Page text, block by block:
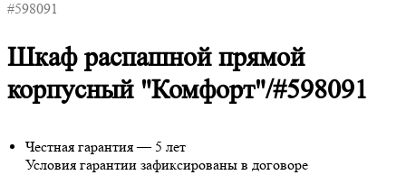
#598091
Шкаф распашной прямой
корпусный "Комфорт"/#598091
Честная гарантия — 5 лет
Условия гарантии зафиксированы в договоре